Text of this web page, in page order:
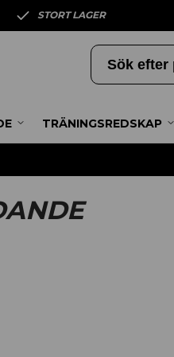
STORT LAGER
TRÄNINGSREDSKAP